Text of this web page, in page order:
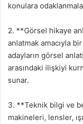
konulara
2. **Görsel hikaye
anlatmak amacıyla
adayların görsel
arasındaki ilişkiyi
sunar.
3. **Teknik bilgi ve
makineleri, lensler,